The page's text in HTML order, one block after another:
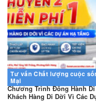
Tư vấn Chất lượng cuộc
Mại
Chương Trình Đồng Hành
Khách Hàng Di Dời Vì Các